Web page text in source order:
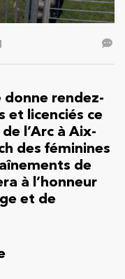
donne rendez-
et licenciés ce
l’Arc à Aix-
des féminines
de
à l’honneur
et de